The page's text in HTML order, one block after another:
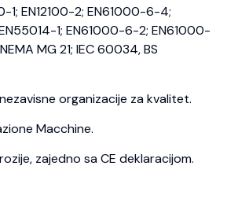
1; EN12100-2; EN61000-6-4;
1; EN61000-6-2; EN61000-
MG 21; IEC 60034, BS
organizacije za kvalitet.
Macchine.
zajedno sa CE deklaracijom.